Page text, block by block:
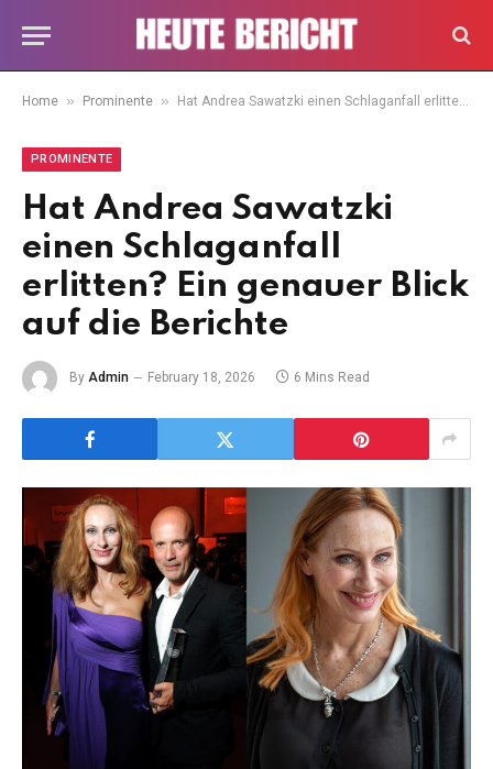
Home » Prominente » Hat Andrea Sawatzki einen Schlaganfall erlitten? Ein genauer Blick auf die Berichte
PROMINENTE
Hat Andrea Sawatzki
einen Schlaganfall
erlitten? Ein genauer Blick
auf die Berichte
By Admin February 18, 2026 6 Mins Read